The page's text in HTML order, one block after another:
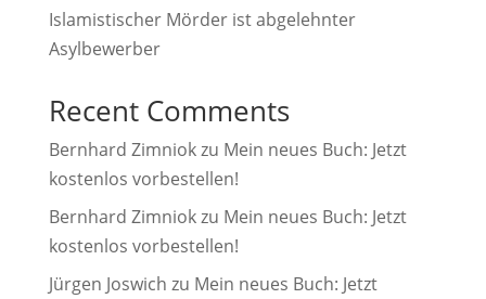
Islamistischer Mörder ist abgelehnter
Asylbewerber
Recent Comments
Bernhard Zimniokzu Mein neues Buch: Jetzt
kostenlos vorbestellen!
Bernhard Zimniokzu Mein neues Buch: Jetzt
kostenlos vorbestellen!
Jürgen Joswich zu Mein neues Buch: Jetzt